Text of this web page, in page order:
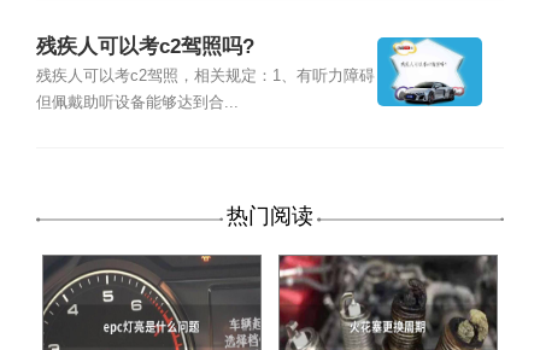
残疾人可以考c2驾照吗?
残疾人可以考c2驾照，相关规定：1、有听力障碍
但佩戴助听设备能够达到合...
热门阅读